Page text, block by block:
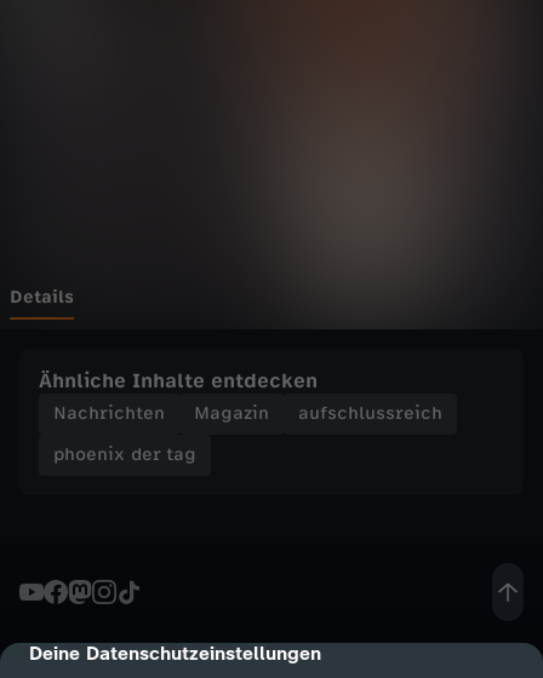
cmp-dialog-description
Deine Datenschutzeinstellungen
g
V
h
a
Details
Ähnliche Inhalte entdecken
Nachrichten Magazin
aufschlussreich
phoenix der tag